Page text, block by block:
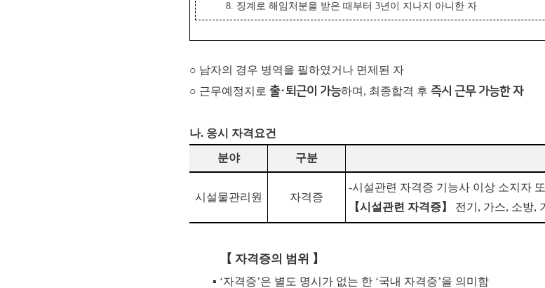
8. 징계로 해임처분을 받은 때부터 3년이 지나지 아니한 자
○ 남자의 경우 병역을 필하였거나 면제된 자
○ 근무예정지로 출·퇴근이 가능하며, 최종합격 후 즉시 근무 가능한 자
나. 응시 자격요건
분야 구분
시설물관리원 자격증
-시설관련 자격증 기능사 이상 소지자
【시설관련 자격증】 전기 , 가스, 소방,
【 자격증의 범위 】
▪ ‘자격증’은 별도 명시가 없는 한 ‘국내 자격증’을 의미함